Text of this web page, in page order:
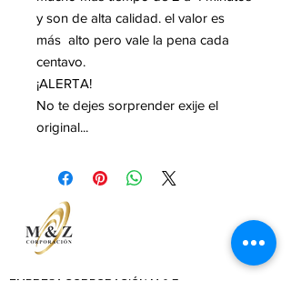
y son de alta calidad. el valor es
más alto pero vale la pena cada
centavo.
¡ALERTA!
No te dejes sorprender exije el
original...
EMPRESA CORPORACIÓN M & Z